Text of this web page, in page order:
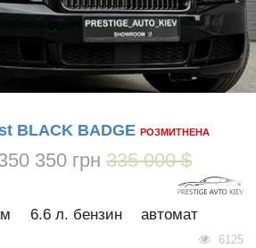
BLACK BADGE РОЗМИТНЕНА
350 грн 335 000 $
6.6 л. бензин автомат
6125